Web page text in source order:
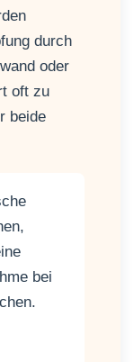
durch
oder
oft zu
beide
bei